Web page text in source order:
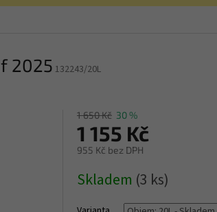
2025 132243/20L
1 650 Kč 30 %
1 155 Kč
955 Kč bez DPH
cena:
Skladem (3 ks)